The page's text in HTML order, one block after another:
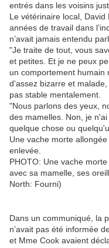
entrés dans les voisins
Le vétérinaire local,
années de travail dans
n’avait jamais entendu
"Je traite de tout, vous
et petites. Et je ne peux
un comportement humain
d'assez bizarre et
pas stable mentalement.
"Nous parlons des yeux,
des mamelles. Non, je
quelque chose ou
Une vache morte
enlevée.
PHOTO: Une vache
avec sa mamelle, ses
North: Fourni)
Dans un communiqué, la
n’avait pas été informée
et Mme Cook avaient